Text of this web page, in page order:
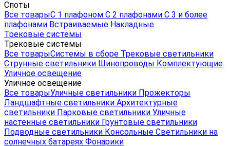
Споты
Все товарыС 1 плафоном С 2 плафонами С 3 и более
плафонами Встраиваемые Накладные
Трековые системы
Трековые системы
Все товарыСистемы в сборе Трековые светильники
Струнные светильники Шинопроводы Комплектующие
Уличное освещение
Уличное освещение
Все товарыУличные светильники Прожекторы
Ландшафтные светильники Архитектурные
светильники Парковые светильники Уличные
настенные светильники Грунтовые светильники
Подводные светильники Консольные Светильники на
солнечных батареях Фонарики